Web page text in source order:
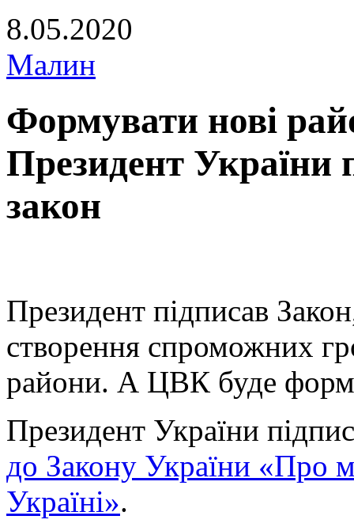
8.05.2020
Малин
Формувати нові
Президент України
закон
Президент підписав
створення спроможних
райони. А ЦВК буде
Президент України
до Закону України «Про
Україні».